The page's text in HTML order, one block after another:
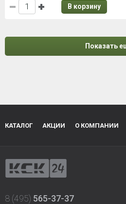
В корзину
Показать
КАТАЛОГ АКЦИИ О КОМПАНИИ
8 (495) 565-37-37